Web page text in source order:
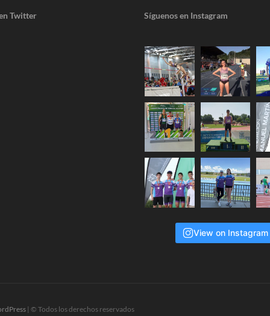
Twitter Síguenos en Instagram
View on Instagram
| © Todos los derechos reservados